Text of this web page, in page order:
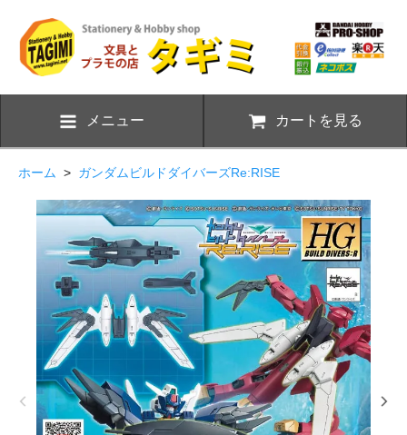
メニュー カートを見る
ホーム > ガンダムビルドダイバーズRe:RISE